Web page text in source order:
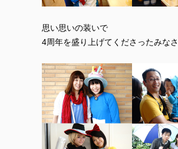
思い思いの装いで
4周年を盛り上げてくださったみなさ